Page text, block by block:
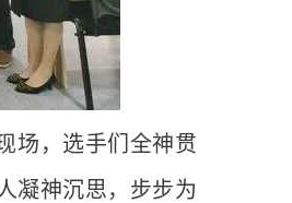
场，选手们全神贯
凝神沉思，步步为